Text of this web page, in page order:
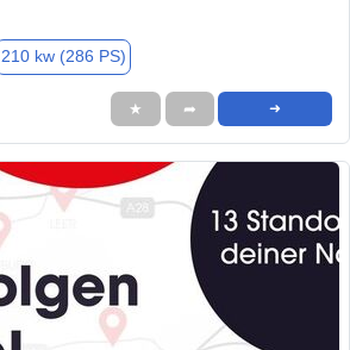
210 kw (286 PS)
★ ➦ ➜